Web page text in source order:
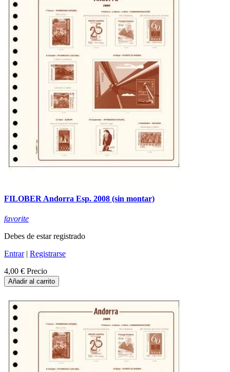
FILOBER Andorra Esp. 2008 (sin montar)
favorite
Debes de estar registrado
Entrar| Registrarse
4,00 € Precio
Añadir al carrito